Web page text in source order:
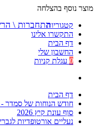
מוצר נוסף בהצלחה
קטגוריות
התקשרו אלינו
דף הבית
החשבון שלי
0 עגלת קניות
דף הבית
חודש הנוחות של סמדר -
סוף עונת קיץ 2026
נעליים אורטופדיות
התחברות \